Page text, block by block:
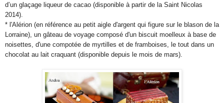
d’un glaçage liqueur de cacao (disponible à partir de la Saint Nicolas
2014).
* l'Alérion (en référence au petit aigle d'argent qui figure sur le blason de la
Lorraine), un gâteau de voyage composé d'un biscuit moelleux à base de
noisettes, d'une compotée de myrtilles et de framboises, le tout dans un
chocolat au lait craquant (disponible depuis le mois de mars).